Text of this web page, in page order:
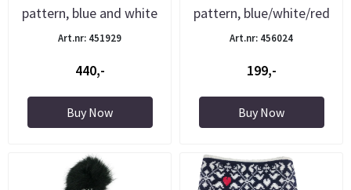
pattern, blue and white
Art.nr: 451929
440,-
Buy Now
pattern, blue/white/red
Art.nr: 456024
199,-
Buy Now